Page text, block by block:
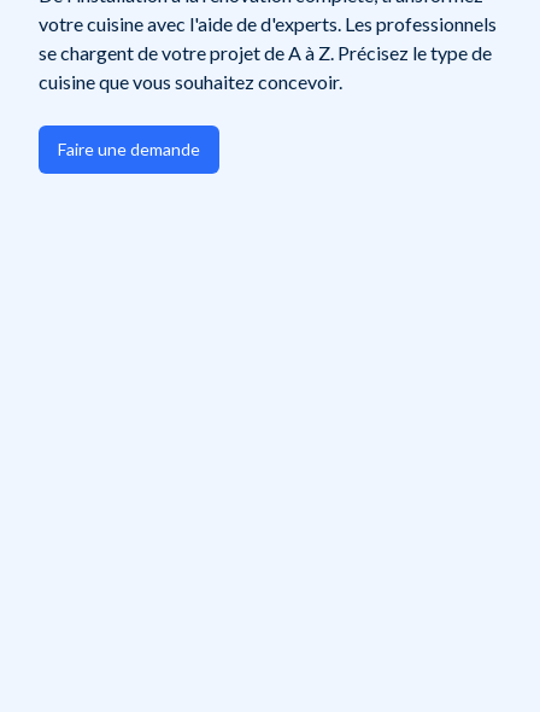
votre cuisine avec l'aide de d'experts. Les professionnels
se chargent de votre projet de A à Z. Précisez le type de
cuisine que vous souhaitez concevoir.
Faire une demande